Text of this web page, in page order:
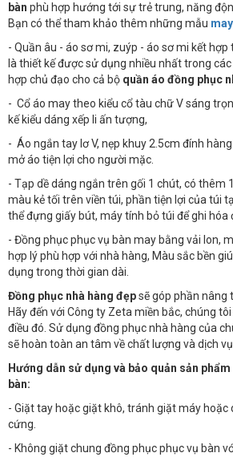
bàn phù hợp hướng tới sự trẻ trung, năng
Bạn có thể tham khảo thêm những mẫu
- Quần âu - áo sơ mi, zuýp - áo sơ mi kết
là thiết kế được sử dụng nhiều nhất trong
hợp chủ đạo cho cả bộ quần áo đồng phục
- Cổ áo may theo kiểu cổ tàu chữ V sáng
kế kiểu dáng xếp li ấn tượng,
- Áo ngắn tay lơ V, nẹp khuy 2.5cm đính
mở áo tiện lợi cho người mặc.
- Tạp dề dáng ngắn trên gối 1 chút, có thêm
màu kẻ tối trên viền túi, phần tiện lợi của túi
thể đựng giấy bút, máy tính bỏ túi để ghi hóa
- Đồng phục phục vụ bàn may bằng vải lon,
hợp lý phù hợp với nhà hàng, Màu sắc bền
dụng trong thời gian dài.
Đồng phục nhà hàng đẹpsẽ góp phần nâng
Hãy đến với Công ty Zeta miền bắc, chúng
điều đó. Sử dụng đồng phục nhà hàng của
sẽ hoàn toàn an tâm về chất lượng và dịch
Hướng dẫn sử dụng và bảo quản sản
bàn:
- Giặt tay hoặc giặt khô, tránh giặt máy hoặc
cứng.
- Không giặt chung đồng phục phục vụ bàn